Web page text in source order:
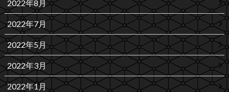
2022年8月
2022年7月
2022年5月
2022年3月
2022年1月